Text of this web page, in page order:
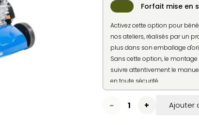
Forfait mise en
Activez cette option pour
nos ateliers, réalisés par un
plus dans son emballage
Sans cette option, le
suivre attentivement le
en toute sécurité.
quantité
Ajouter